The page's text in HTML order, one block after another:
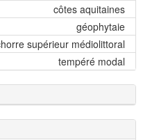
côtes aquitaines
géophytaie
supérieur médiolittoral
tempéré modal